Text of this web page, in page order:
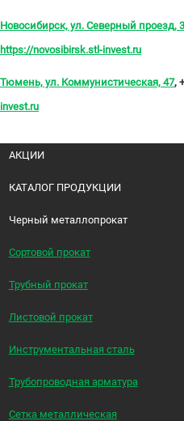
Новосибирск, ул. Северный проезд,
https://novosibirsk.stl-invest.ru
Тюмень, ул. Коммунистическая, 47,
invest.ru
АКЦИИ
КАТАЛОГ ПРОДУКЦИИ
Черный металлопрокат
Сортовой прокат
Трубный прокат
Листовой прокат
Инструментальная сталь
Трубопроводная арматура
Сетка металлическая